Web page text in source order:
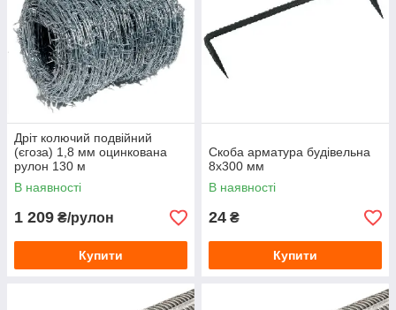
Дріт колючий подвійний
(єгоза) 1,8 мм оцинкована
рулон 130 м
В наявності
1 209 ₴/рулон
Купити
Скоба арматура будівельна
8x300 мм
В наявності
24 ₴
Купити